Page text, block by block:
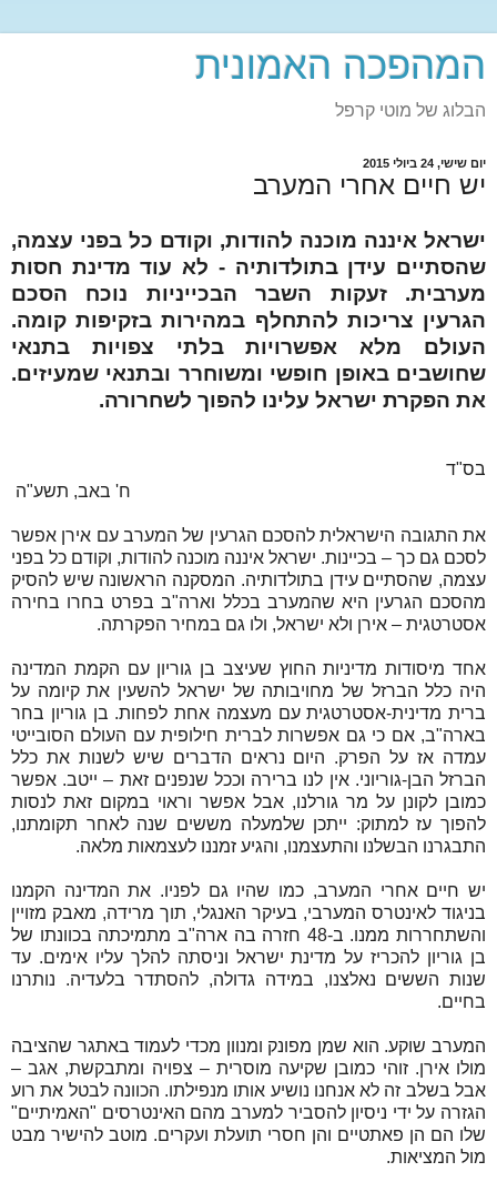
המהפכה האמונית
הבלוג של מוטי קרפל
יום שישי, 24 ביולי 2015
יש חיים אחרי המערב
ישראל איננה מוכנה להודות, וקודם כל בפני עצמה,
שהסתיים עידן בתולדותיה - לא עוד מדינת חסות
מערבית. זעקות השבר הבכייניות נוכח הסכם
הגרעין צריכות להתחלף במהירות בזקיפות קומה.
העולם מלא אפשרויות בלתי צפויות בתנאי
שחושבים באופן חופשי ומשוחרר ובתנאי שמעיזים.
את הפקרת ישראל עלינו להפוך לשחרורה.
בס"ד
ח' באב, תשע"ה
את התגובה הישראלית להסכם הגרעין של המערב עם אירן אפשר
לסכם גם כך – בכיינות. ישראל איננה מוכנה להודות, וקודם כל בפני
עצמה, שהסתיים עידן בתולדותיה. המסקנה הראשונה שיש להסיק
מהסכם הגרעין היא שהמערב בכלל וארה"ב בפרט בחרו בחירה
אסטרטגית – אירן ולא ישראל, ולו גם במחיר הפקרתה.
אחד מיסודות מדיניות החוץ שעיצב בן גוריון עם הקמת המדינה
היה כלל הברזל של מחויבותה של ישראל להשעין את קיומה על
ברית מדינית-אסטרטגית עם מעצמה אחת לפחות. בן גוריון בחר
בארה"ב, אם כי גם אפשרות לברית חילופית עם העולם הסובייטי
עמדה אז על הפרק. היום נראים הדברים שיש לשנות את כלל
הברזל הבן-גוריוני. אין לנו ברירה וככל שנפנים זאת – ייטב. אפשר
כמובן לקונן על מר גורלנו, אבל אפשר וראוי במקום זאת לנסות
להפוך עז למתוק: ייתכן שלמעלה מששים שנה לאחר תקומתנו,
התבגרנו הבשלנו והתעצמנו, והגיע זמננו לעצמאות מלאה.
יש חיים אחרי המערב, כמו שהיו גם לפניו. את המדינה הקמנו
בניגוד לאינטרס המערבי, בעיקר האנגלי, תוך מרידה, מאבק מזויין
והשתחררות ממנו. ב-48 חזרה בה ארה"ב מתמיכתה בכוונתו של
בן גוריון להכריז על מדינת ישראל וניסתה להלך עליו אימים. עד
שנות הששים נאלצנו, במידה גדולה, להסתדר בלעדיה. נותרנו
בחיים.
המערב שוקע. הוא שמן מפונק ומנוון מכדי לעמוד באתגר שהציבה
מולו אירן. זוהי כמובן שקיעה מוסרית – צפויה ומתבקשת, אגב –
אבל בשלב זה לא אנחנו נושיע אותו מנפילתו. הכוונה לבטל את רוע
הגזרה על ידי ניסיון להסביר למערב מהם האינטרסים "האמיתיים"
שלו הם הן פאתטיים והן חסרי תועלת ועקרים. מוטב להישיר מבט
מול המציאות.